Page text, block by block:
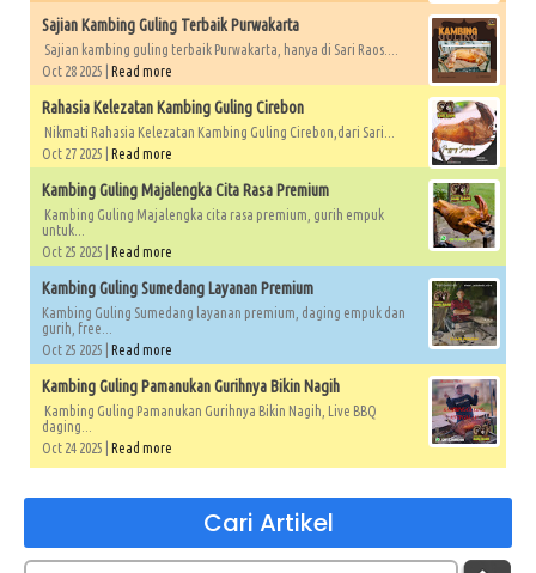
Sajian Kambing Guling Terbaik Purwakarta
Sajian kambing guling terbaik Purwakarta, hanya di Sari Raos....
Oct 28 2025 | Read more
Rahasia Kelezatan Kambing Guling Cirebon
Nikmati Rahasia Kelezatan Kambing Guling Cirebon,dari Sari...
Oct 27 2025 | Read more
Kambing Guling Majalengka Cita Rasa Premium
Kambing Guling Majalengka cita rasa premium, gurih empuk
untuk...
Oct 25 2025 | Read more
Kambing Guling Sumedang Layanan Premium
Kambing Guling Sumedang layanan premium, daging empuk dan
gurih, free...
Oct 25 2025 | Read more
Kambing Guling Pamanukan Gurihnya Bikin Nagih
Kambing Guling Pamanukan Gurihnya Bikin Nagih, Live BBQ
daging...
Oct 24 2025 | Read more
Cari Artikel